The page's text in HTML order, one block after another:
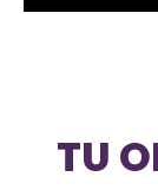
TU